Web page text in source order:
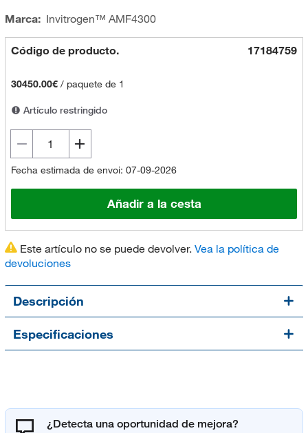
Marca: Invitrogen™ AMF4300
Código de producto. 17184759
30450.00€/ paquete de 1
Artículo restringido
Fecha estimada de envoi: 07-09-2026
Añadir a la cesta
Este artículo no se puede devolver. Vea la política de
devoluciones
Descripción
Especificaciones
¿Detecta una oportunidad de mejora?